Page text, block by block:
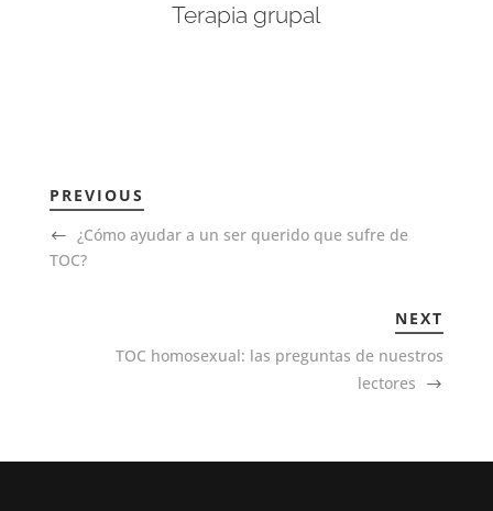
Terapia grupal
PREVIOUS
¿Cómo ayudar a un ser querido que sufre de
TOC?
NEXT
TOC homosexual: las preguntas de nuestros
lectores